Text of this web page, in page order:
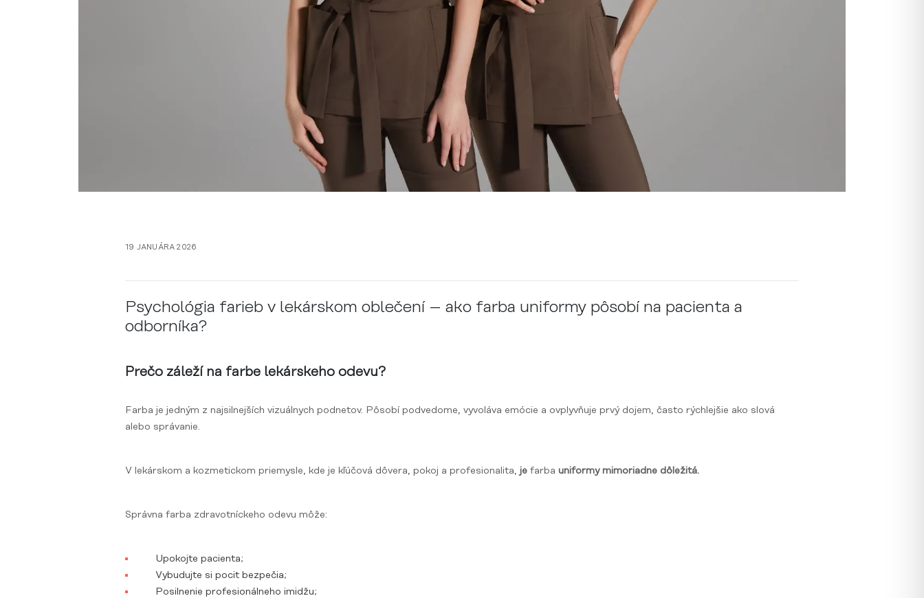
19 JANUÁRA 2026
Psychológia farieb v lekárskom oblečení – ako farba uniformy pôsobí na pacienta a
odborníka?
Prečo záleží na farbe lekárskeho odevu?
Farba je jedným z najsilnejších vizuálnych podnetov. Pôsobí podvedome, vyvoláva emócie a ovplyvňuje prvý dojem, často rýchlejšie ako slová
alebo správanie.
V lekárskom a kozmetickom priemysle, kde je kľúčová dôvera, pokoj a profesionalita, je farba uniformy mimoriadne dôležitá.
Správna farba zdravotníckeho odevu môže:
Upokojte pacienta;
Vybudujte si pocit bezpečia;
Posilnenie profesionálneho imidžu;